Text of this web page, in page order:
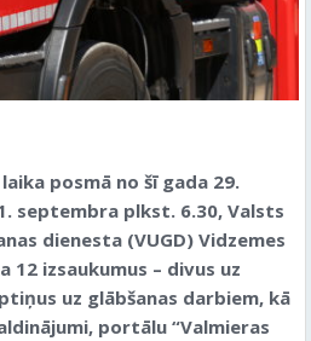
posmā no šī gada 29.
septembra plkst. 6.30, Valsts
dienesta (VUGD) Vidzemes
12 izsaukumus – divus uz
uz glābšanas darbiem, kā
, portālu “Valmieras